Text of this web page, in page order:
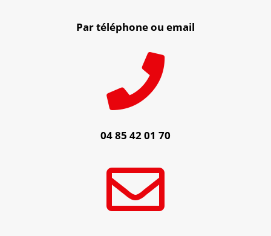
Par téléphone ou email

04 85 42 01 70
